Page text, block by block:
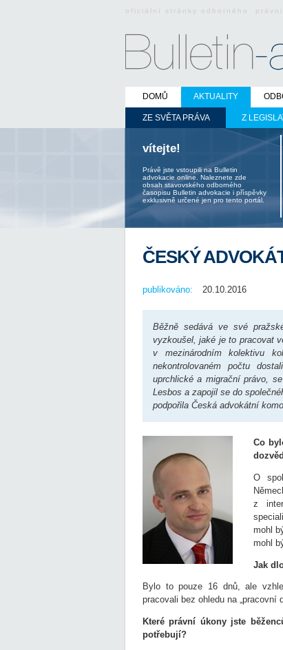
oficiální stránky odborného
DOMŮ AKTUALITY
ZE SVĚTA PRÁVA Z
vítejte!
Právě jste vstoupili na Bulletin
advokacie online. Naleznete zde
obsah stavovského odborného
časopisu Bulletin advokacie i příspěvky
exklusivně určené jen pro tento portál.
ČESKÝ
publikováno: 20.10.2016
Běžně sedává ve své
vyzkoušel, jaké je to pracovat
v mezinárodním kolektivu
nekontrolovaném počtu
uprchlické a migrační právo,
Lesbos a zapojil se do
podpořila Česká advokátní
Co
O
z
mohl
mohl
Jak
Bylo to pouze 16 dnů, ale
pracovali bez ohledu na „pracovní
Které právní úkony jste
potřebují?